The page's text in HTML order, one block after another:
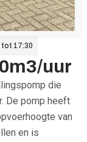
tot 17:30
uur
die
De pomp heeft
van
en is